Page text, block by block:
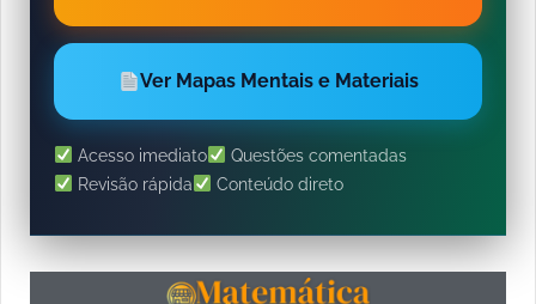
Ver Mapas Mentais e Materiais
Acesso imediato
Questões comentadas
Revisão rápida
Conteúdo direto